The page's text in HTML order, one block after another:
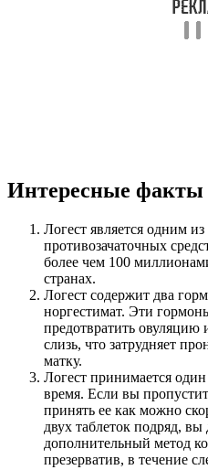
Интересные факты
Логест является одним
противозачаточных
более чем 100
странах.
Логест содержит два
норгестимат. Эти
предотвратить овуляцию
слизь, что затрудняет
матку.
Логест принимается
время. Если вы
принять ее как можно
двух таблеток подряд,
дополнительный метод
презерватив, в течение